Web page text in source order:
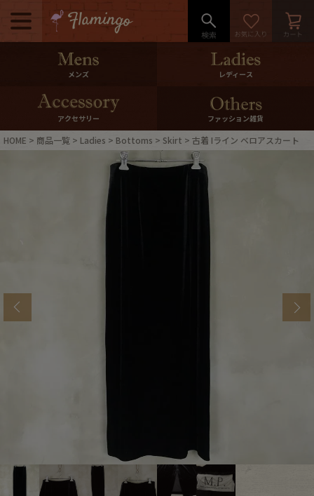
メニュー
500pt＆10％Offクーポンプレゼン
10％0ffクーポンプレゼント
ログイン・会員登録 LINE ID連携
マイページ
International Shipping
メンズ商品カテゴリーから探す
Tops Outer
メンズ レディース
アクセサリー ファッション雑貨
HOME 商品一覧 Ladies Bottoms Skirt 古着 Iライン ベロアスカート